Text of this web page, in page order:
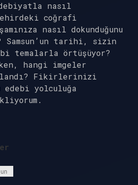
nasıl
coğrafi
nasıl dokunduğunu
Samsun’un tarihi, sizin
temalarla örtüşüyor?
hangi imgeler
Fikirlerinizi
yolculuğa
un